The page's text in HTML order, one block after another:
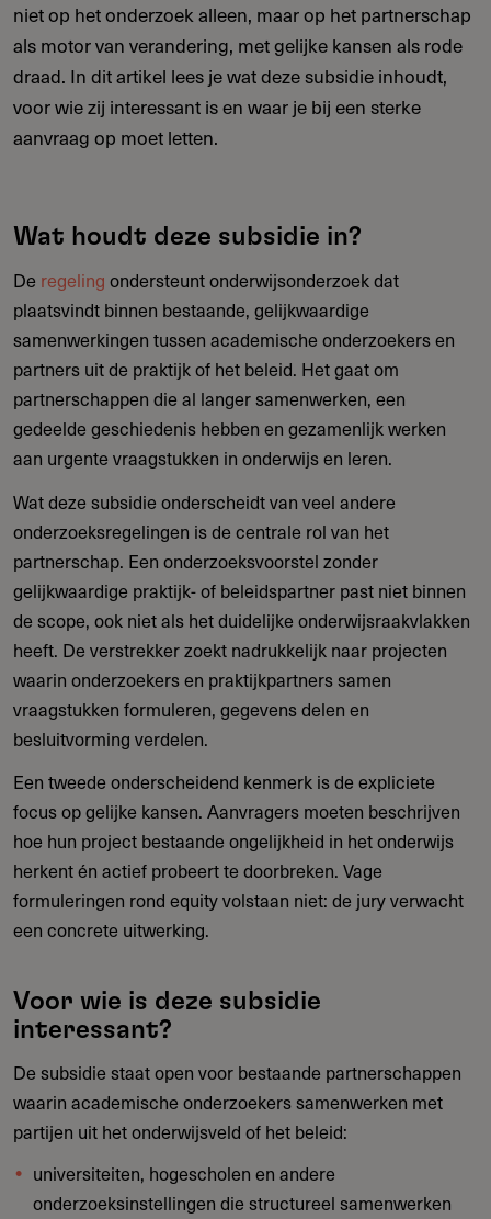
niet op het onderzoek alleen, maar op het partnerschap
als motor van verandering, met gelijke kansen als rode
draad. In dit artikel lees je wat deze subsidie inhoudt,
voor wie zij interessant is en waar je bij een sterke
aanvraag op moet letten.
Wat houdt deze subsidie in?
De regeling ondersteunt onderwijsonderzoek dat
plaatsvindt binnen bestaande, gelijkwaardige
samenwerkingen tussen academische onderzoekers en
partners uit de praktijk of het beleid. Het gaat om
partnerschappen die al langer samenwerken, een
gedeelde geschiedenis hebben en gezamenlijk werken
aan urgente vraagstukken in onderwijs en leren.
Wat deze subsidie onderscheidt van veel andere
onderzoeksregelingen is de centrale rol van het
partnerschap. Een onderzoeksvoorstel zonder
gelijkwaardige praktijk- of beleidspartner past niet binnen
de scope, ook niet als het duidelijke onderwijsraakvlakken
heeft. De verstrekker zoekt nadrukkelijk naar projecten
waarin onderzoekers en praktijkpartners samen
vraagstukken formuleren, gegevens delen en
besluitvorming verdelen.
Een tweede onderscheidend kenmerk is de expliciete
focus op gelijke kansen. Aanvragers moeten beschrijven
hoe hun project bestaande ongelijkheid in het onderwijs
herkent én actief probeert te doorbreken. Vage
formuleringen rond equity volstaan niet: de jury verwacht
een concrete uitwerking.
Voor wie is deze subsidie
interessant?
De subsidie staat open voor bestaande partnerschappen
waarin academische onderzoekers samenwerken met
partijen uit het onderwijsveld of het beleid:
universiteiten, hogescholen en andere
onderzoeksinstellingen die structureel samenwerken